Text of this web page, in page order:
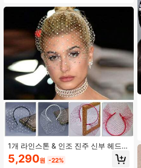
1개 라인스톤 & 인조 진주 신부 헤드피
스, 베일, 메쉬 헤어밴드, 블랙 & 화이
트 신부 헤어 액세서리, 빈티지 볼 액
5,290원 -22%